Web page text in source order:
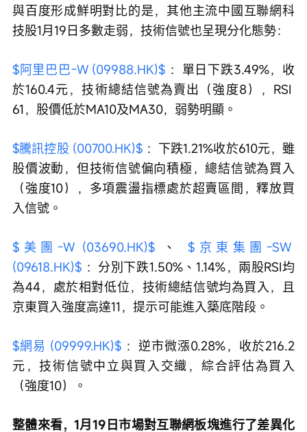
與百度形成鮮明對比的是，其他主流中國互聯網科
技股1月19日多數走弱，技術信號也呈現分化態勢：
$阿里巴巴-W (09988.HK)$ ：單日下跌3.49%，收
於160.4元，技術總結信號為賣出（強度8），RSI
61，股價低於MA10及MA30，弱勢明顯。
$騰訊控股 (00700.HK)$ ：下跌1.21%收於610元，雖
股價波動，但技術信號偏向積極，總結信號為買入
（強度10），多項震盪指標處於超賣區間，釋放買
入信號。
$美團-W (03690.HK)$ 、 $京東集團-SW
(09618.HK)$ ：分別下跌1.50%、1.14%，兩股RSI均
為44，處於相對低位，技術總結信號均為買入，且
京東買入強度高達11，提示可能進入築底階段。
$網易 (09999.HK)$ ：逆市微漲0.28%，收於216.2
元，技術信號中立與買入交織，綜合評估為買入
（強度10）。
整體來看，1月19日市場對互聯網板塊進行了差異化